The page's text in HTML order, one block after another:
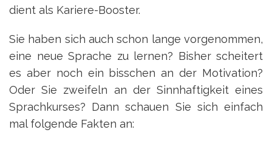
dient als Kariere-Booster.
Sie haben sich auch schon lange vorgenommen,
eine neue Sprache zu lernen? Bisher scheitert
es aber noch ein bisschen an der Motivation?
Oder Sie zweifeln an der Sinnhaftigkeit eines
Sprachkurses? Dann schauen Sie sich einfach
mal folgende Fakten an: